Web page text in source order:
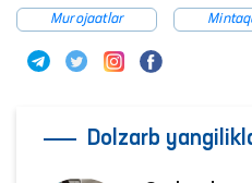
Murojaatlar
Dolzarb